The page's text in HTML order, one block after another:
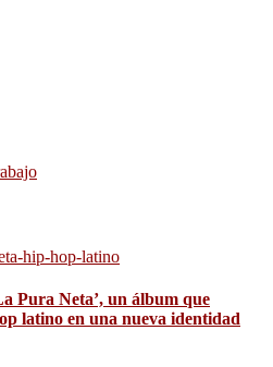
Pura Neta’, un álbum que
latino en una nueva identidad